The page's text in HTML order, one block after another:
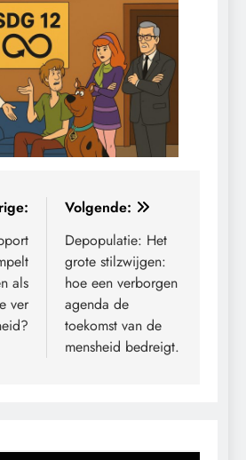
als
ver
Volgende:
Depopulatie: Het
grote stilzwijgen:
hoe een verborgen
agenda de
toekomst van de
mensheid bedreigt.